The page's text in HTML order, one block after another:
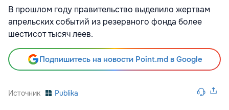
В прошлом году правительство выделило жертвам
апрельских событий из резервного фонда более
шестисот тысяч леев.
Подпишитесь на новости Point.md в Google
Источник Publika